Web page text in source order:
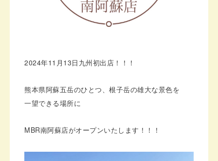
2024年11月13日九州初出店！！！
熊本県阿蘇五岳のひとつ、根子岳の雄大な景色を
一望できる場所に
MBR南阿蘇店がオープンいたします！！！